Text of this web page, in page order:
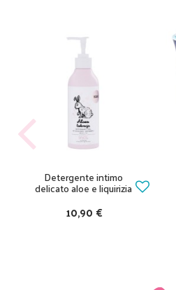
Detergente intimo
delicato aloe e liquirizia
10,90 €